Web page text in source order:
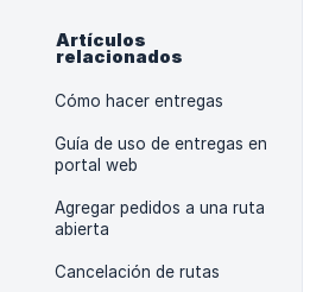
Artículos
relacionados
Cómo hacer entregas
Guía de uso de entregas en
portal web
Agregar pedidos a una ruta
abierta
Cancelación de rutas